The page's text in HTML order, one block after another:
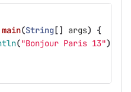
main(String[] args)
{
("Bonjour Paris 13");